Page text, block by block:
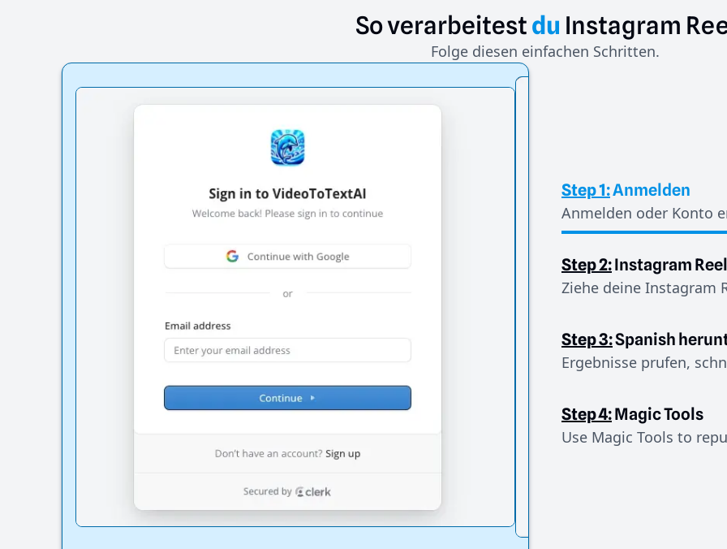
Soverarbeitestdu Instagram
Folge diesen einfachen Schritten.
Step 1:Anmelden
Anmelden oder Konto
Step 2:Instagram
Ziehe deine Instagram
Step 3:Spanish
Ergebnisse prufen,
Step 4:Magic Tools
Use Magic Tools to